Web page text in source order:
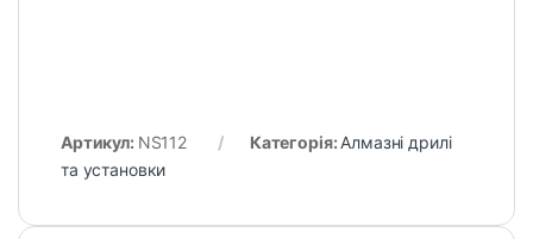
Артикул: NS112 Категорія: Алмазні дрилі
та установки